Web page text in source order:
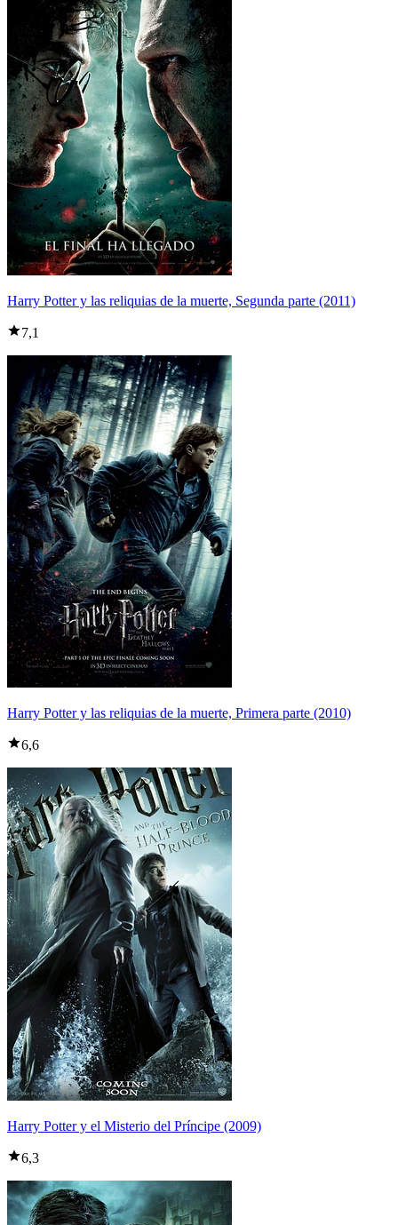
Harry Potter y las reliquias de la muerte, Segunda parte (2011)
7,1
Harry Potter y las reliquias de la muerte, Primera parte (2010)
6,6
Harry Potter y el Misterio del Príncipe (2009)
6,3